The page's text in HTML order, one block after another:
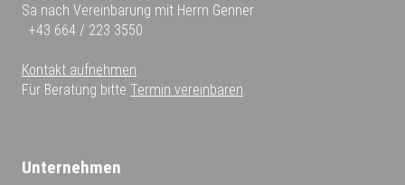
Sa nach Vereinbarung mit Herrn Genner
+43 664 / 223 3550
Kontakt aufnehmen
Für Beratung bitte Termin vereinbaren.
Unternehmen